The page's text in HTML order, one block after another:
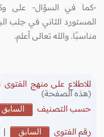
-كما في السؤال- على
المستورد الثاني في جلب
مناسبًا. والله تعالى أعلم.
للاطلاع على منهج الفتوى
(هذه الصفحة)
حسب التصنيف
السابق
رقم الفتوى السابق |